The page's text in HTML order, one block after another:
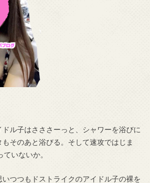
ル子はさささーっと、シャワーを浴びに
そのあと浴びる。そして速攻ではじま
ていないか。
つつもドストライクのアイドル子の裸を